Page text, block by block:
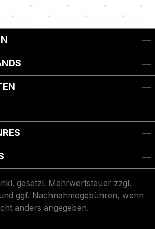
gesetzl. Mehrwertsteuer zzgl.
ggf. Nachnahmegebühren, wenn
anders angegeben.